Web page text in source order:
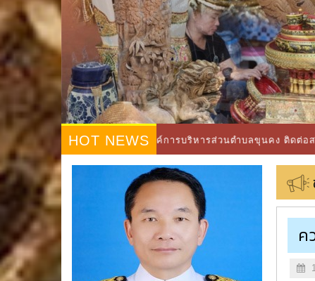
HOT NEWS
ต้อนรับเข้าสู่องค์การบริหารส่วนตำบลขุนคง ติดต่อสอบถาม โทรศัพท์
ค